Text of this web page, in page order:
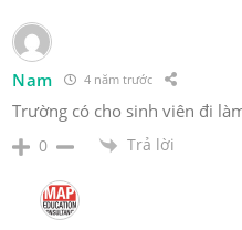
Nam 4 năm trước
Trường có cho sinh viên đi
0 Trả lời